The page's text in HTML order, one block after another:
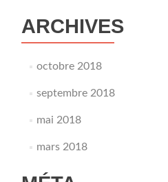
ARCHIVES
octobre 2018
septembre 2018
mai 2018
mars 2018